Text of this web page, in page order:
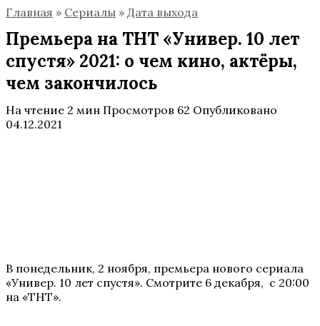
Главная » Сериалы » Дата выхода
Премьера на ТНТ «Универ. 10 лет
спустя» 2021: о чем кино, актёры,
чем закончилось
На чтение 2 мин Просмотров 62 Опубликовано
04.12.2021
В понедельник, 2 ноября, премьера нового сериала
«Универ. 10 лет спустя». Смотрите 6 декабря, с 20:00
на «ТНТ».